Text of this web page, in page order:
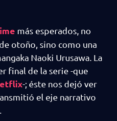
más esperados, no
otoño, sino como una
Naoki Urusawa. La
final de la serie -que
-; éste nos dejó ver
el eje narrativo